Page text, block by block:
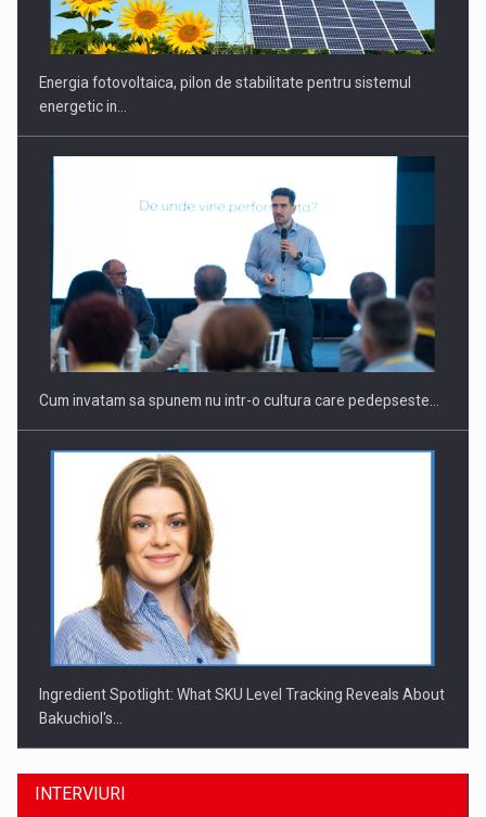
Webinar - Business Evolution-RETHINK STRATEGY-Finantare
Investitii Digitalizare
Energia fotovoltaica, pilon de stabilitate pentru sistemul
energetic in…
Cum invatam sa spunem nu intr-o cultura care pedepseste…
Ingredient Spotlight: What SKU Level Tracking Reveals About
Bakuchiol's…
INTERVIURI